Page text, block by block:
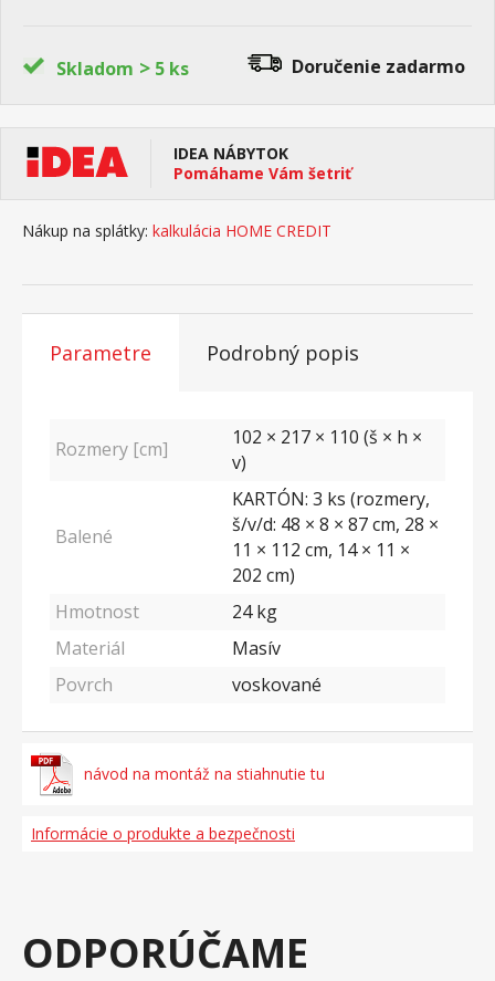
Skladom > 5 ks Doručenie zadarmo
IDEA NÁBYTOK
Pomáhame Vám šetriť
Nákup na splátky: kalkulácia HOME CREDIT
Parametre Podrobný popis
Rozmery [cm]
102 × 217 × 110 (š × h ×
v)
Balené
KARTÓN: 3 ks (rozmery,
š/v/d: 48 × 8 × 87 cm, 28 ×
11 × 112 cm, 14 × 11 ×
202 cm)
Hmotnost
24kg
Materiál
Masív
Povrch
voskované
návod na montáž na stiahnutie tu
Informácie o produkte a bezpečnosti
ODPORÚČAME